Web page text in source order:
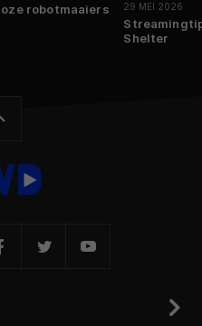
robotmaaiers
29 MEI 2026
Shelter